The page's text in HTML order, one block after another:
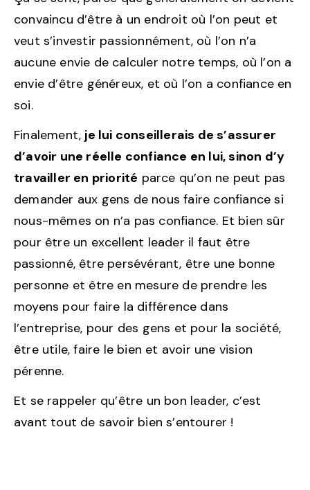
convaincu d’être à un endroit où l’on peut et
veut s’investir passionnément, où l’on n’a
aucune envie de calculer notre temps, où l’on a
envie d’être généreux, et où l’on a confiance en
soi.
Finalement, je lui conseillerais de s’assurer
d’avoir une réelle confiance en lui, sinon d’y
travailler en priorité parce qu’on ne peut pas
demander aux gens de nous faire confiance si
nous-mêmes on n’a pas confiance. Et bien sûr
pour être un excellent leader il faut être
passionné, être persévérant, être une bonne
personne et être en mesure de prendre les
moyens pour faire la différence dans
l’entreprise, pour des gens et pour la société,
être utile, faire le bien et avoir une vision
pérenne.
Et se rappeler qu’être un bon leader, c’est
avant tout de savoir bien s’entourer !